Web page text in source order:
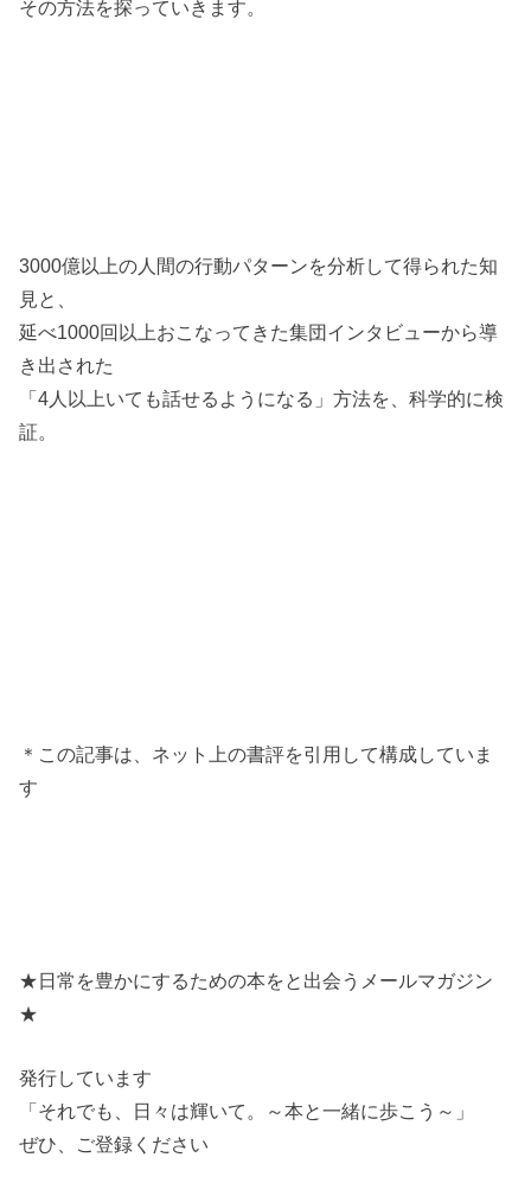
その方法を探っていきます。
3000億以上の人間の行動パターンを分析して得られた知
見と、
延べ1000回以上おこなってきた集団インタビューから導
き出された
「4人以上いても話せるようになる」方法を、科学的に検
証。
＊この記事は、ネット上の書評を引用して構成していま
す
★日常を豊かにするための本をと出会うメールマガジン
★
発行しています
「それでも、日々は輝いて。～本と一緒に歩こう～」
ぜひ、ご登録ください